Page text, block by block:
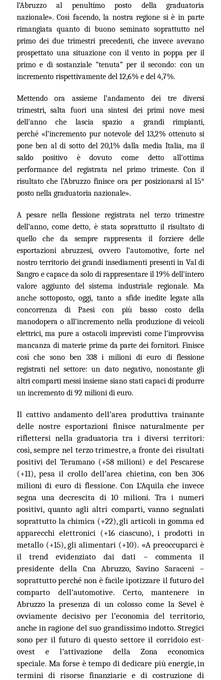
l’Abruzzo al penultimo posto della graduatoria
nazionale».Così facendo, la nostra regione si è in parte
rimangiata quanto di buono seminatosoprattutto nel
primo dei duetrimestri precedenti, che invece avevano
prospettato una situazione con il vento in poppaper il
primo e di sostanziale “tenuta” per il secondo: con un
incremento rispettivamentedel 12,6% edel 4,7%.
Mettendo ora assieme l’andamento dei tre diversi
trimestri, salta fuori una sintesi dei primi nove mesi
dell’anno che lascia spazio a grandi rimpianti,
perché «l’incremento pur notevole del 13,2% ottenuto si
pone ben al di sotto del 20,1% dalla media Italia, ma il
saldo positivo è dovutocome dettoall’ottima
performance del registrata nel primo trimeste. Con il
risultato che l’Abruzzo finisce ora per posizionarsi al 15°
posto nella graduatoria nazionale».
A pesare nella flessione registrata nel terzo trimestre
dell’anno, come detto, è stata soprattutto il risultato di
quello che da sempre rappresenta il forziere delle
esportazioni abruzzesi, ovvero l’automotive, forte nel
nostro territorio dei grandi insediamenti presenti in Val di
Sangro e capace da solo di rappresentare il 19% dell’intero
valore aggiunto del sistema industriale regionale. Ma
anche sottoposto, oggi, tanto a sfide inedite legate alla
concorrenza di Paesi con più basso costo della
manodopera o all’incremento nella produzione di veicoli
elettrici,ma purea ostacoli imprevisti come l’improvvisa
mancanza di materie prime da parte dei fornitori. Finisce
così che sono ben 338 i milioni di euro di flessione
registrati nel settore: un dato negativo, nonostantegli
altri comparti messi insieme siano staticapaci di produrre
un incremento di 92 milioni di euro.
Il cattivo andamento dell’area produttiva trainante
delle nostre esportazioni finisce naturalmente per
riflettersi nella graduatoria tra i diversi territori:
così, sempre nel terzo trimestre, a fronte dei risultati
positivi del Teramano (+58 milioni) e del Pescarese
(+11), pesa il crollo dell’area chietina, con ben 306
milioni di euro di flessione. Con L’Aquila che invece
segna una decrescita di 10 milioni. Tra i numeri
positivi, quanto agli altri comparti, vanno segnalati
soprattutto la chimica (+22), gli articoli in gomma ed
apparecchi elettronici (+16 ciascuno), i prodotti in
metallo (+15), gli alimentari (+10). «A preoccuparci è
il trend evidenziato dai dati – commenta il
presidente della Cna Abruzzo, Savino Saraceni –
soprattutto perché non è facile ipotizzare il futuro del
comparto dell’automotive. Certo, mantenere in
Abruzzo la presenza di un colosso come la Sevel è
ovviamente decisivo per l’economia del territorio,
anche in ragione del suo grandissimo indotto.Stregici
sono per il futuro di questo settore il corridoio est-
ovest e l’attivazione della Zona economica
speciale.Ma forse è tempo di dedicare più energie, in
termini di risorse finanziarie e di costruzione di